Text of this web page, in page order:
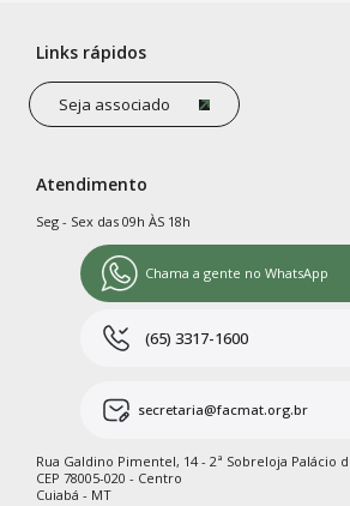
Links rápidos
Seja associado
Atendimento
Seg - Sex das 09h ÀS 18h
Chama a gente no WhatsApp
(65) 3317-1600
secretaria@facmat.org.br
Rua Galdino Pimentel, 14 - 2ª Sobreloja Palácio
CEP 78005-020 - Centro
Cuiabá - MT